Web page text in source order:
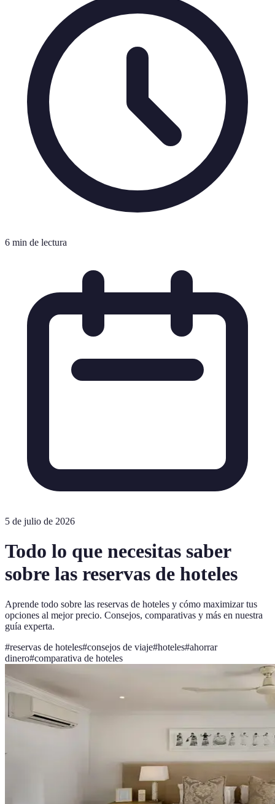
6 min de lectura
5 de julio de 2026
Todo lo que necesitas saber
sobre las reservas de hoteles
Aprende todo sobre las reservas de hoteles y cómo maximizar tus
opciones al mejor precio. Consejos, comparativas y más en nuestra
guía experta.
#reservas de hoteles#consejos de viaje#hoteles#ahorrar
dinero#comparativa de hoteles